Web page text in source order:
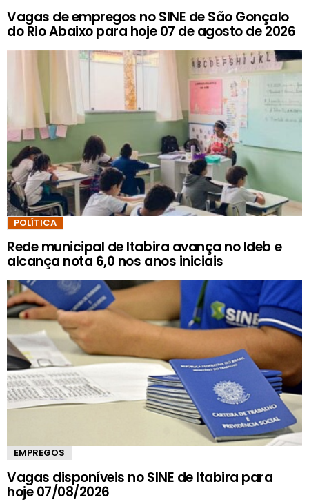
Vagas de empregos no SINE de São Gonçalo
do Rio Abaixo para hoje 07 de agosto de 2026
POLÍTICA
Rede municipal de Itabira avança no Ideb e
alcança nota 6,0 nos anos iniciais
EMPREGOS
Vagas disponíveis no SINE de Itabira para
hoje 07/08/2026